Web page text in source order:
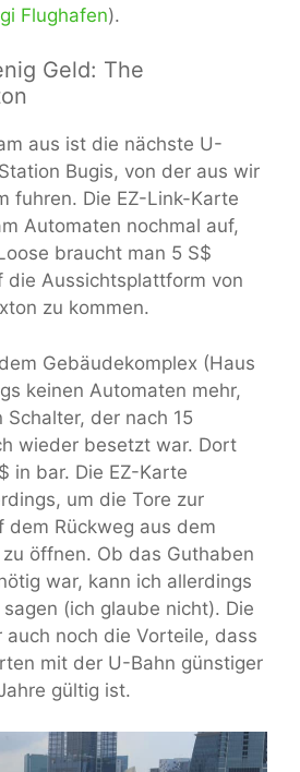
Flughafen).
Geld: The
aus ist die nächste U-
Bugis, von der aus wir
fuhren. Die EZ-Link-Karte
Automaten nochmal auf,
braucht man 5 S$
die Aussichtsplattform von
zu kommen.
Gebäudekomplex (Haus
keinen Automaten mehr,
der nach 15
wieder besetzt war. Dort
in bar. Die EZ-Karte
um die Tore zur
dem Rückweg aus dem
öffnen. Ob das Guthaben
war, kann ich allerdings
(ich glaube nicht). Die
auch noch die Vorteile, dass
mit der U-Bahn günstiger
gültig ist.